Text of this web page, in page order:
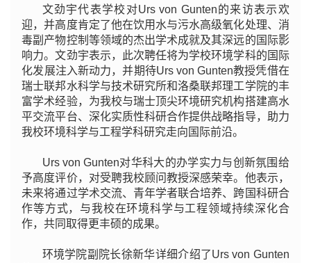
文劲宇代表学校对Urs von Gunten的来访表示欢
迎，并高度肯定了他在饮用水与污水高级氧化处理、消
毒副产物控制等领域的杰出学术成就及其深远的国际影
响力。文劲宇表示，此次聘任将为学校环境学科的国际
化发展注入新动力，并期待Urs von Gunten教授凭借在
瑞士联邦水科学与技术研究所和洛桑联邦理工学院的丰
富学术经验，为我校与瑞士顶尖环境研究机构搭建高水
平交流平台、深化实质性科研合作提供战略指导，助力
我校环境科学与工程学科研究走向国际前沿。
Urs von Gunten对华科大的办学实力与创新氛围给
予高度评价，对受聘我校顾问教授深感荣幸。他表示，
未来将通过学术交流、青年学者联合培养、跨国科研合
作等方式，与我校在环境科学与工程领域持续深化合
作，共同取得更丰硕的成果。
环境学院副院长徐新华详细介绍了Urs von Gunten